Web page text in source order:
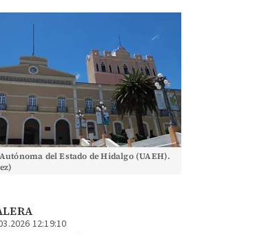
del Estado de Hidalgo (UAEH).
12:19:10